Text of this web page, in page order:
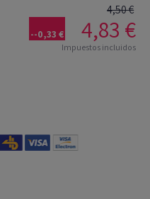
4,50 €
--0,33 € 4,83 €
Impuestos incluidos